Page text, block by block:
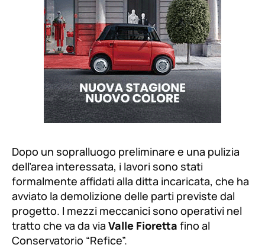
Dopo un sopralluogo preliminare e una pulizia
dell’area interessata, i lavori sono stati
formalmente affidati alla ditta incaricata, che ha
avviato la demolizione delle parti previste dal
progetto. I mezzi meccanici sono operativi nel
tratto che va da via Valle Fioretta fino al
Conservatorio “Refice”.